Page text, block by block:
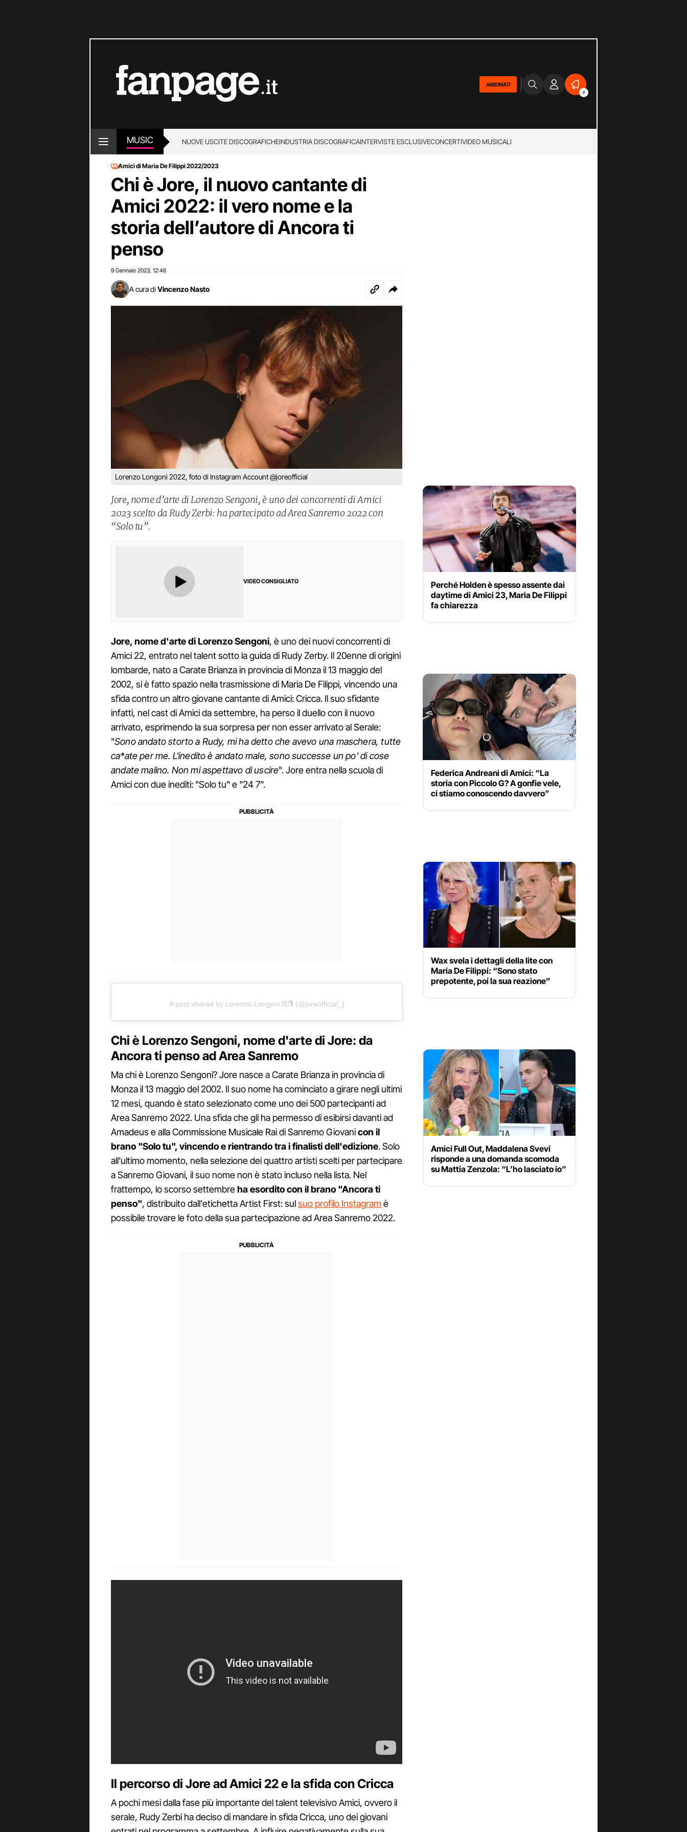
ABBONATI
2
MUSIC NUOVE USCITE DISCOGRAFICHEINDUSTRIA DISCOGRAFICAINTERVISTE ESCLUSIVECONCERTIVIDEO MUSICALI
Amici di Maria De Filippi 2022/2023
Chi è Jore, il nuovo cantante di
Amici 2022: il vero nome e la
storia dell’autore di Ancora ti
penso
9 Gennaio 2023 12:46
A cura di Vincenzo Nasto
Lorenzo Longoni 2022, foto di Instagram Account @joreofficial
Jore, nome d’arte di Lorenzo Sengoni, è uno dei concorrenti di Amici
2023 scelto da Rudy Zerbi: ha partecipato ad Area Sanremo 2022 con
“Solo tu”.
VIDEO CONSIGLIATO
Jore, nome d'arte di Lorenzo Sengoni, è uno dei nuovi concorrenti di
Amici 22, entrato nel talent sotto la guida di Rudy Zerby. Il 20enne di origini
lombarde, nato a Carate Brianza in provincia di Monza il 13 maggio del
2002, si è fatto spazio nella trasmissione di Maria De Filippi, vincendo una
sfida contro un altro giovane cantante di Amici: Cricca. Il suo sfidante
infatti, nel cast di Amici da settembre, ha perso il duello con il nuovo
arrivato, esprimendo la sua sorpresa per non esser arrivato al Serale:
"Sono andato storto a Rudy, mi ha detto che avevo una maschera, tutte
ca*ate per me. L'inedito è andato male, sono successe un po' di cose
andate malino. Non mi aspettavo di uscire". Jore entra nella scuola di
Amici con due inediti: "Solo tu" e "24 7".
A post shared by Lorenzo Longoni 💌🎙 (@joreofficial_)
Chi è Lorenzo Sengoni, nome d'arte di Jore: da
Ancora ti penso ad Area Sanremo
Ma chi è Lorenzo Sengoni? Jore nasce a Carate Brianza in provincia di
Monza il 13 maggio del 2002. Il suo nome ha cominciato a girare negli ultimi
12 mesi, quando è stato selezionato come uno dei 500 partecipanti ad
Area Sanremo 2022. Una sfida che gli ha permesso di esibirsi davanti ad
Amadeus e alla Commissione Musicale Rai di Sanremo Giovanicon il
brano "Solo tu", vincendo e rientrando tra i finalisti dell'edizione. Solo
all'ultimo momento, nella selezione dei quattro artisti scelti per partecipare
a Sanremo Giovani, il suo nome non è stato incluso nella lista. Nel
frattempo, lo scorso settembreha esordito con il brano "Ancora ti
penso", distribuito dall'etichetta Artist First: sulsuo profilo Instagram è
possibile trovare le foto della sua partecipazione ad Area Sanremo 2022.
Il percorso di Jore ad Amici 22 e la sfida con Cricca
A pochi mesi dalla fase più importante del talent televisivo Amici, ovvero il
serale, Rudy Zerbi ha deciso di mandare in sfida Cricca, uno dei giovani
Perché Holden è spesso assente dai
daytime di Amici 23, Maria De Filippi
fa chiarezza
Federica Andreani di Amici: “La
storia con Piccolo G? A gonfie vele,
ci stiamo conoscendo davvero”
Wax svela i dettagli della lite con
Maria De Filippi: “Sono stato
prepotente, poi la sua reazione”
Amici Full Out, Maddalena Svevi
risponde a una domanda scomoda
su Mattia Zenzola: “L’ho lasciato io”